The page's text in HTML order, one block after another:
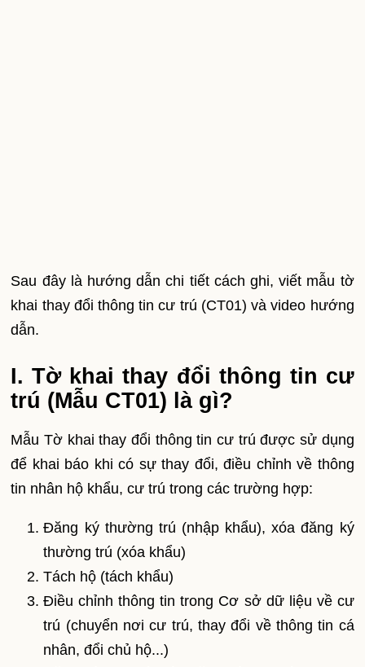
Sau đây là hướng dẫn chi tiết cách ghi, viết mẫu tờ
khai thay đổi thông tin cư trú (CT01) và video hướng
dẫn.
I.Tờ khai thay đổi thông tin cư
trú (Mẫu CT01) là gì?
Mẫu Tờ khai thay đổi thông tin cư trú được sử dụng
để khai báo khi có sự thay đổi, điều chỉnh về thông
tin nhân hộ khẩu, cư trú trong các trường hợp:
Đăng ký thường trú (nhập khẩu), xóa đăng ký
thường trú (xóa khẩu)
Tách hộ (tách khẩu)
Điều chỉnh thông tin trong Cơ sở dữ liệu về cư
trú (chuyển nơi cư trú, thay đổi về thông tin cá
nhân, đổi chủ hộ...)